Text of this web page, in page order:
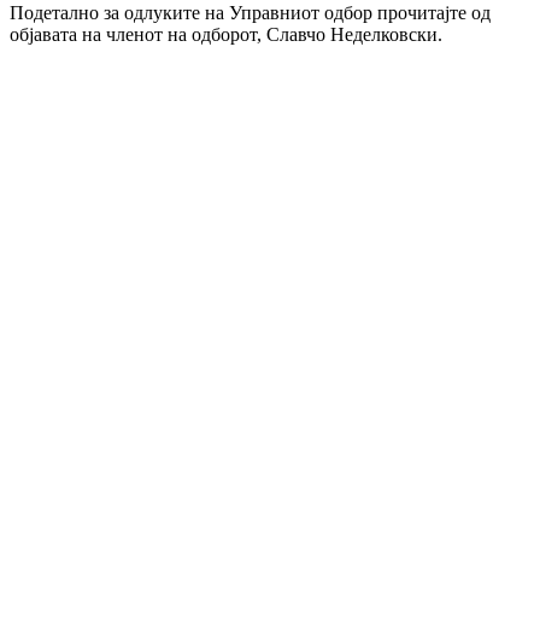
Подетално за одлуките на Управниот одбор прочитајте од
објавата на членот на одборот, Славчо Неделковски.